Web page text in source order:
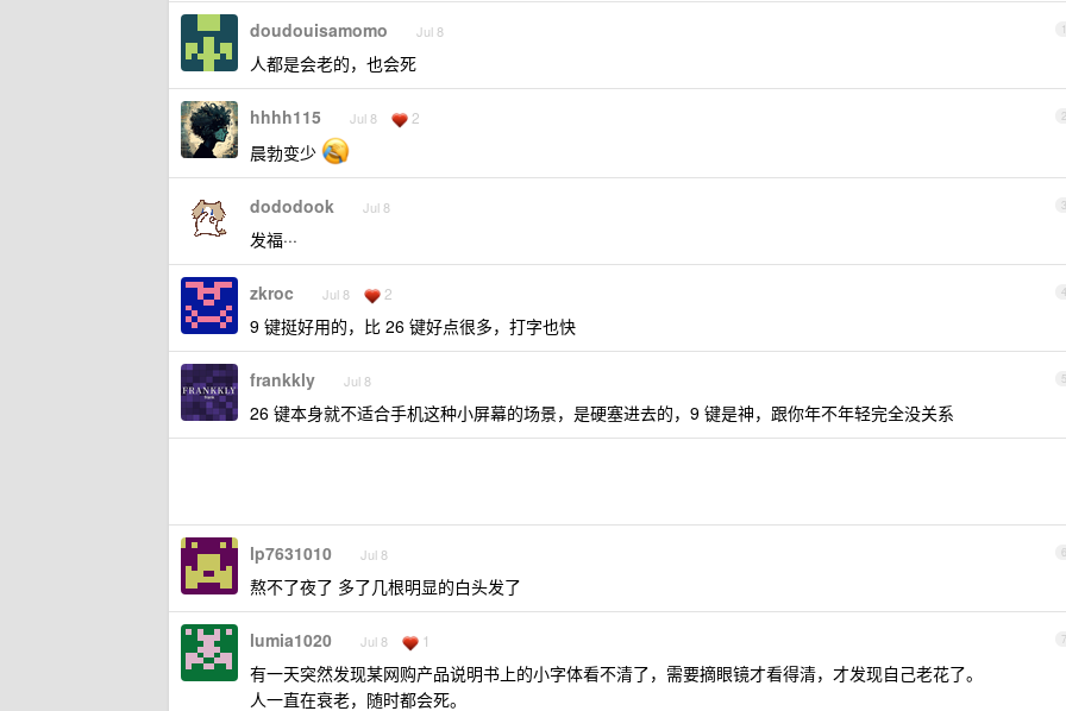
1
doudouisamomo Jul 8
人都是会老的，也会死
2
hhhh115 Jul 8 2
晨勃变少
3
dododook Jul 8
发福···
4
zkroc Jul 8 2
9 键挺好用的，比 26 键好点很多，打字也快
5
frankkly Jul 8
26 键本身就不适合手机这种小屏幕的场景，是硬塞进去的，9 键是神，跟你年不年轻完全没关系
6
lp7631010 Jul 8
熬不了夜了 多了几根明显的白头发了
7
lumia1020 Jul 8 1
有一天突然发现某网购产品说明书上的小字体看不清了，需要摘眼镜才看得清，才发现自己老花了。
人一直在衰老，随时都会死。